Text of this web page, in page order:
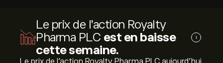
Le prix de l'action Royalty
Pharma PLC est en baisse
cette semaine.
i